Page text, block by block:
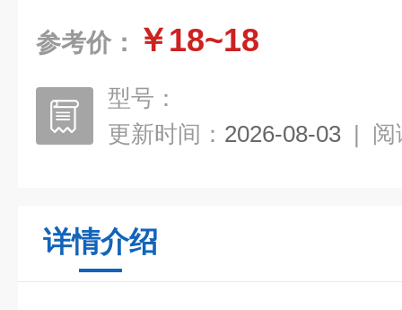
参考价： ￥18~18
型号：
更新时间： 2026-08-03 | 阅
详情介绍